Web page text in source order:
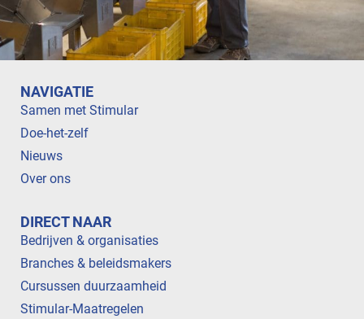
NAVIGATIE
Samen met Stimular
Doe-het-zelf
Nieuws
Over ons
DIRECT NAAR
Bedrijven & organisaties
Branches & beleidsmakers
Cursussen duurzaamheid
Stimular-Maatregelen